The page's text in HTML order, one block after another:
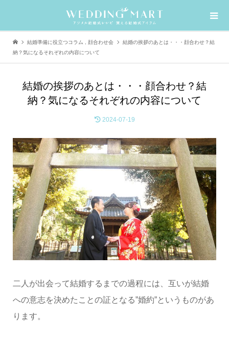
結婚準備に役立つコラム 顔合わせ会
結婚の挨拶のあとは・・・顔合わせ？結
納？気になるそれぞれの内容について
結婚の挨拶のあとは・・・顔合わせ？結
納？気になるそれぞれの内容について
2024-07-19
二人が出会って結婚するまでの過程には、互いが結婚
への意志を決めたことの証となる”婚約”というものがあ
ります。